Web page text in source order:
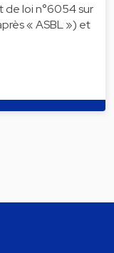
de loi n°6054 sur
« ASBL ») et